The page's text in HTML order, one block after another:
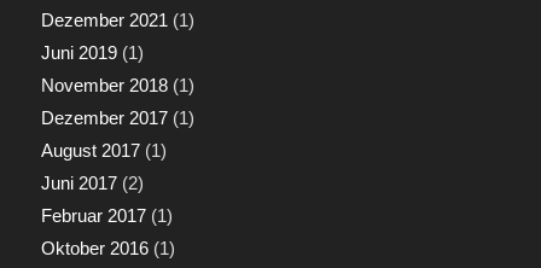
Dezember 2021 (1)
Juni 2019(1)
November 2018(1)
Dezember 2017(1)
August 2017(1)
Juni 2017(2)
Februar 2017(1)
Oktober 2016(1)